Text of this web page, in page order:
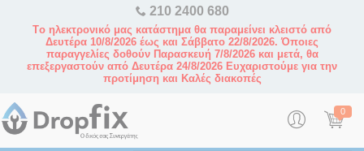
210 2400 680
Tο ηλεκτρονικό μας κατάστημα θα παραμείνει κλειστό από
Δευτέρα 10/8/2026 έως και Σάββατο 22/8/2026. Όποιες
παραγγελίες δοθούν Παρασκευή 7/8/2026 και μετά, θα
επεξεργαστούν από Δευτέρα 24/8/2026 Ευχαριστούμε για την
προτίμηση και Καλές διακοπές
0